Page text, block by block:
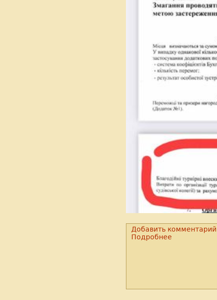
Добавить комментарий
Подробнее